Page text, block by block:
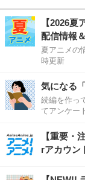
【2026
配信情報
夏アニメの
時更新
気になる
続編を作っ
てアンケー
【重要・
rアカウン